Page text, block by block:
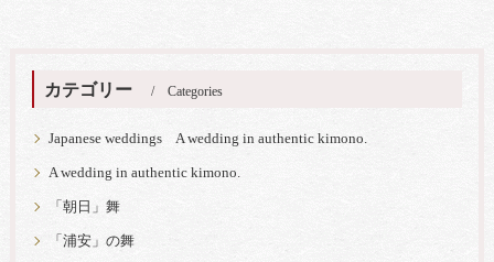
カテゴリー Categories
Japanese weddings A wedding in authentic kimono.
A wedding in authentic kimono.
「朝日」舞
「浦安」の舞